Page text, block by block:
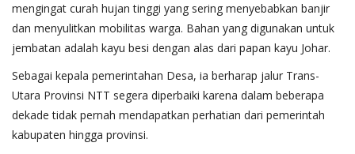
mengingat curah hujan tinggi yang sering menyebabkan banjir
dan menyulitkan mobilitas warga. Bahan yang digunakan untuk
jembatan adalah kayu besi dengan alas dari papan kayu Johar.
Sebagai kepala pemerintahan Desa, ia berharap jalur Trans-
Utara Provinsi NTT segera diperbaiki karena dalam beberapa
dekade tidak pernah mendapatkan perhatian dari pemerintah
kabupaten hingga provinsi.